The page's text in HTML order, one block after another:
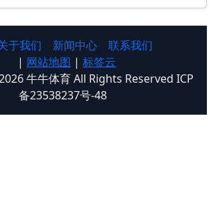
于我们 新闻中心
联系我们
| 网站地图 | 标签云
牛牛体育 All Rights Reserved ICP
备23538237号-48